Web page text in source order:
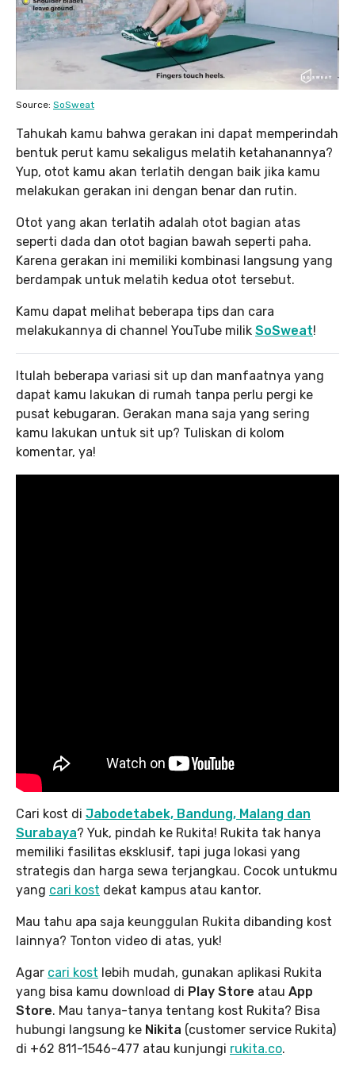
Source: SoSweat
Tahukah kamu bahwa gerakan ini dapat memperindah
bentuk perut kamu sekaligus melatih ketahanannya?
Yup, otot kamu akan terlatih dengan baik jika kamu
melakukan gerakan ini dengan benar dan rutin.
Otot yang akan terlatih adalah otot bagian atas
seperti dada dan otot bagian bawah seperti paha.
Karena gerakan ini memiliki kombinasi langsung yang
berdampak untuk melatih kedua otot tersebut.
Kamu dapat melihat beberapa tips dan cara
melakukannya di channel YouTube milik SoSweat!
Itulah beberapa variasi sit up dan manfaatnya yang
dapat kamu lakukan di rumah tanpa perlu pergi ke
pusat kebugaran. Gerakan mana saja yang sering
kamu lakukan untuk sit up? Tuliskan di kolom
komentar, ya!
Cari kost di Jabodetabek, Bandung, Malang dan
Surabaya? Yuk, pindah ke Rukita! Rukita tak hanya
memiliki fasilitas eksklusif, tapi juga lokasi yang
strategis dan harga sewa terjangkau. Cocok untukmu
yang cari kost dekat kampus atau kantor.
Mau tahu apa saja keunggulan Rukita dibanding kost
lainnya? Tonton video di atas, yuk!
Agar cari kost lebih mudah, gunakan aplikasi Rukita
yang bisa kamu download di Play Store atau App
Store. Mau tanya-tanya tentang kost Rukita? Bisa
hubungi langsung ke Nikita (customer service Rukita)
di +62 811-1546-477 atau kunjungi rukita.co.